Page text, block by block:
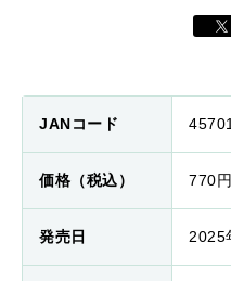
JANコード
価格（税込） 770円
発売日 2025